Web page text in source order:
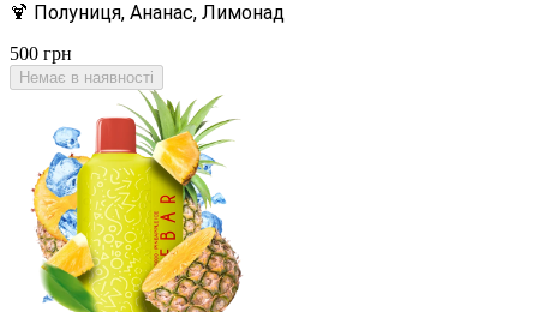
🍹 Полуниця, Ананас, Лимонад
500 грн
Немає в наявності